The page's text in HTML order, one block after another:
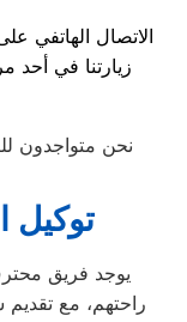
الاتصال الهاتفي
زيارتنا في أحد
نحن متواجدون
توكيل
يوجد فريق
راحتهم، مع تقديم